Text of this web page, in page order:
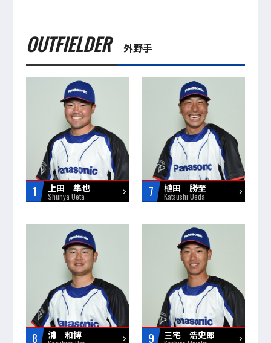
OUTFIELDER 外野手
1 上田 隼也
Shunya Ueta 7 植田 勝至
Katsushi Ueda
8 浦 和博 9 三宅 浩史郎